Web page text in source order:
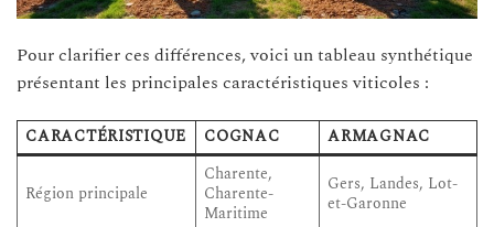
Pour clarifier ces différences, voici un tableau synthétique
présentant les principales caractéristiques viticoles :
CARACTÉRISTIQUE COGNAC ARMAGNAC
Région principale
Charente,
Charente-
Maritime
Gers, Landes, Lot-
et-Garonne